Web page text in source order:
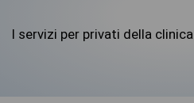
I servizi per privati della clinica